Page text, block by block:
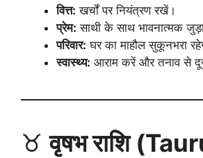
वित्त: खर्चों पर नियंत्रण रखें।
प्रेम: साथी के साथ भावनात्मक
परिवार: घर का माहौल सुकूनभरा
स्वास्थ्य: आराम करें और तनाव से
♉वृषभ राशि